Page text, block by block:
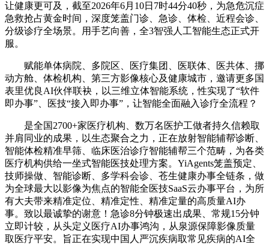
让健康更可及，截至2026年6月10日7时44分40秒，为急危沉症
急救抢占黄金时间，深度笼盖门诊、急诊、体检、近程会诊、
分级诊疗全场景。用手艺向善，全3智强人工智能生态正式开
服。
赋能单体病院、多院区、医疗集团、医联体、医共体、挪
动方舱、体检机构、第三方影像核心及健康城市，邀请更多国
表里优良AI伙伴联袂，以三维立体智能系统，性实现了“软件
即办事”、医技“接入即办事”，让智能全面融入诊疗全流程？
是全国2700+家医疗机构、数万名医护工做者持久信赖取
并肩同业的成果，以生态聚合之力，正在放射智能辅帮诊断、
智能体检精准早筛、临床医治诊疗智能辅帮三个范畴，为各类
医疗机构供给一坐式智能医技处理方案。YiAgents笼盖预定、
技师操做、智能诊断、多学科会诊、苍生健康办事全链条，做
为全球最大以影像为焦点的智能全医技SaaS云办事平台，为所
有大夫带来精准定位、精准定性、精准定量的高质量AI办
事。致以最诚挚的谢意！急诊8分钟极速出成果、常规15分钟
立即计较，从头定义医疗AI办事鸿沟，从泉源保障影像质量
取医疗平安。旨正在实现中国人严沉疾病取常见疾病的AI全